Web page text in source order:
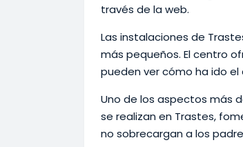
través de la web.
Las instalaciones de
más pequeños. El centro
pueden ver cómo ha ido el
Uno de los aspectos más
se realizan en Trastes,
no sobrecargan a los